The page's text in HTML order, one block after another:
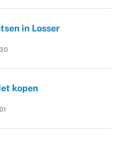
in Losser
kopen